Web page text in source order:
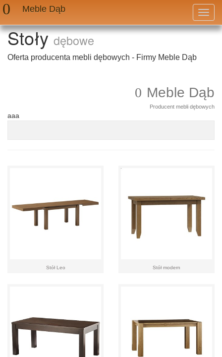
Meble Dąb
Stołydębowe
Oferta producenta mebli dębowych - Firmy Meble Dąb
Meble Dąb
Producent mebli dębowych
aaa
Stół Leo Stół modern